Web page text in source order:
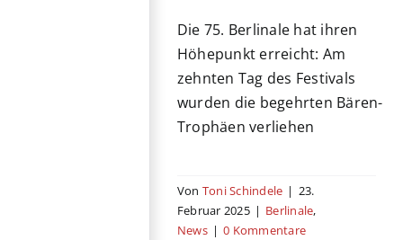
Die 75. Berlinale hat ihren
Höhepunkt erreicht: Am
zehnten Tag des Festivals
wurden die begehrten Bären-
Trophäen verliehen
Von Toni Schindele | 23.
Februar 2025 | Berlinale,
News | 0 Kommentare